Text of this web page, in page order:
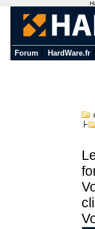
Forum HardWare.fr